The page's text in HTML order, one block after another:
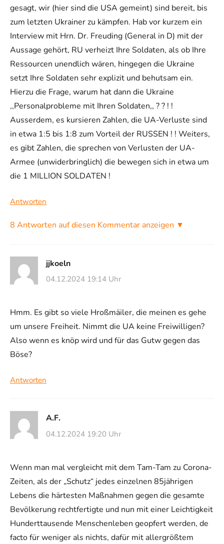
gesagt, wir (hier sind die USA gemeint) sind bereit, bis
zum letzten Ukrainer zu kämpfen. Hab vor kurzem ein
Interview mit Hrn. Dr. Freuding (General in D) mit der
Aussage gehört, RU verheizt Ihre Soldaten, als ob Ihre
Ressourcen unendlich wären, hingegen die Ukraine
setzt Ihre Soldaten sehr explizit und behutsam ein.
Hierzu die Frage, warum hat dann die Ukraine
,,Personalprobleme mit Ihren Soldaten,, ? ? ! !
Ausserdem, es kursieren Zahlen, die UA-Verluste sind
in etwa 1:5 bis 1:8 zum Vorteil der RUSSEN ! ! Weiters,
es gibt Zahlen, die sprechen von Verlusten der UA-
Armee (unwiderbringlich) die bewegen sich in etwa um
die 1 MILLION SOLDATEN !
Antworten
8 Antworten auf diesen Kommentar anzeigen ▼
jjkoeln
04.12.2024 19:14 Uhr
Hmm. Es gibt so viele Hroßmäiler, die meinen es gehe
um unsere Freiheit. Nimmt die UA keine Freiwilligen?
Also wenn es knöp wird und für das Gutw gegen das
Böse?
Antworten
A.F.
04.12.2024 19:20 Uhr
Wenn man mal vergleicht mit dem Tam-Tam zu Corona-
Zeiten, als der „Schutz“ jedes einzelnen 85jährigen
Lebens die härtesten Maßnahmen gegen die gesamte
Bevölkerung rechtfertigte und nun mit einer Leichtigkeit
Hunderttausende Menschenleben geopfert werden, de
facto für weniger als nichts, dafür mit allergrößtem